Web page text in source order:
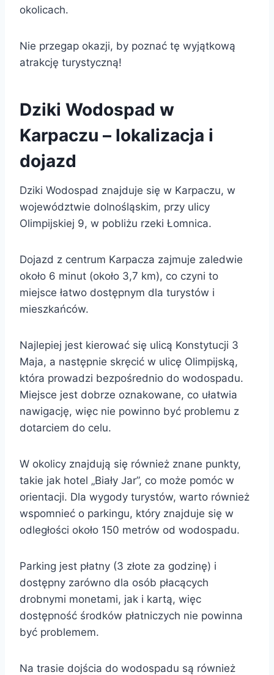
okolicach.
Nie przegap okazji, by poznać tę wyjątkową
atrakcję turystyczną!
Dziki Wodospad w
Karpaczu – lokalizacja i
dojazd
Dziki Wodospad znajduje się w Karpaczu, w
województwie dolnośląskim, przy ulicy
Olimpijskiej 9, w pobliżu rzeki Łomnica.
Dojazd z centrum Karpacza zajmuje zaledwie
około 6 minut (około 3,7 km), co czyni to
miejsce łatwo dostępnym dla turystów i
mieszkańców.
Najlepiej jest kierować się ulicą Konstytucji 3
Maja, a następnie skręcić w ulicę Olimpijską,
która prowadzi bezpośrednio do wodospadu.
Miejsce jest dobrze oznakowane, co ułatwia
nawigację, więc nie powinno być problemu z
dotarciem do celu.
W okolicy znajdują się również znane punkty,
takie jak hotel „Biały Jar”, co może pomóc w
orientacji. Dla wygody turystów, warto również
wspomnieć o parkingu, który znajduje się w
odległości około 150 metrów od wodospadu.
Parking jest płatny (3 złote za godzinę) i
dostępny zarówno dla osób płacących
drobnymi monetami, jak i kartą, więc
dostępność środków płatniczych nie powinna
być problemem.
Na trasie dojścia do wodospadu są również